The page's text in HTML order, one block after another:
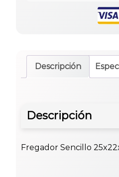
Descripción
Descripción
Fregador Sencillo